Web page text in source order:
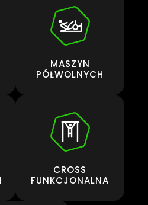
MASZYN
PÓŁWOLNYCH
CROSS
FUNKCJONALNA